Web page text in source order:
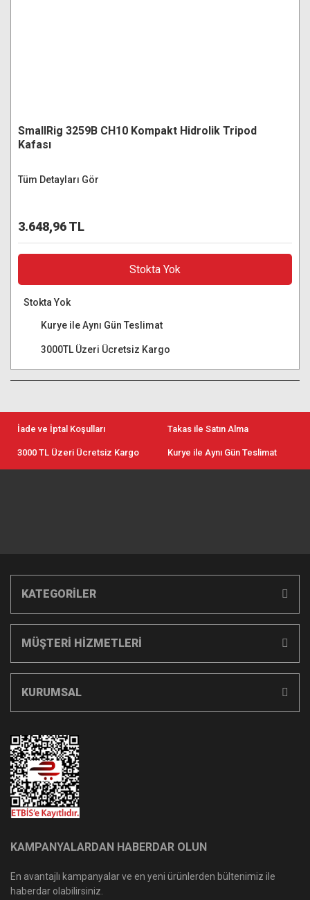
SmallRig 3259B CH10 Kompakt Hidrolik Tripod
Kafası
Tüm Detayları Gör
3.648,96 TL
Stokta Yok
Stokta Yok
Kurye ile Aynı Gün Teslimat
3000TL Üzeri Ücretsiz Kargo
İade ve İptal Koşulları Takas ile Satın Alma
3000 TL Üzeri Ücretsiz Kargo Kurye ile Aynı Gün Teslimat
KATEGORİLER
MÜŞTERİ HİZMETLERİ
KURUMSAL
KAMPANYALARDAN HABERDAR OLUN
En avantajlı kampanyalar ve en yeni ürünlerden bültenimiz ile
haberdar olabilirsiniz.